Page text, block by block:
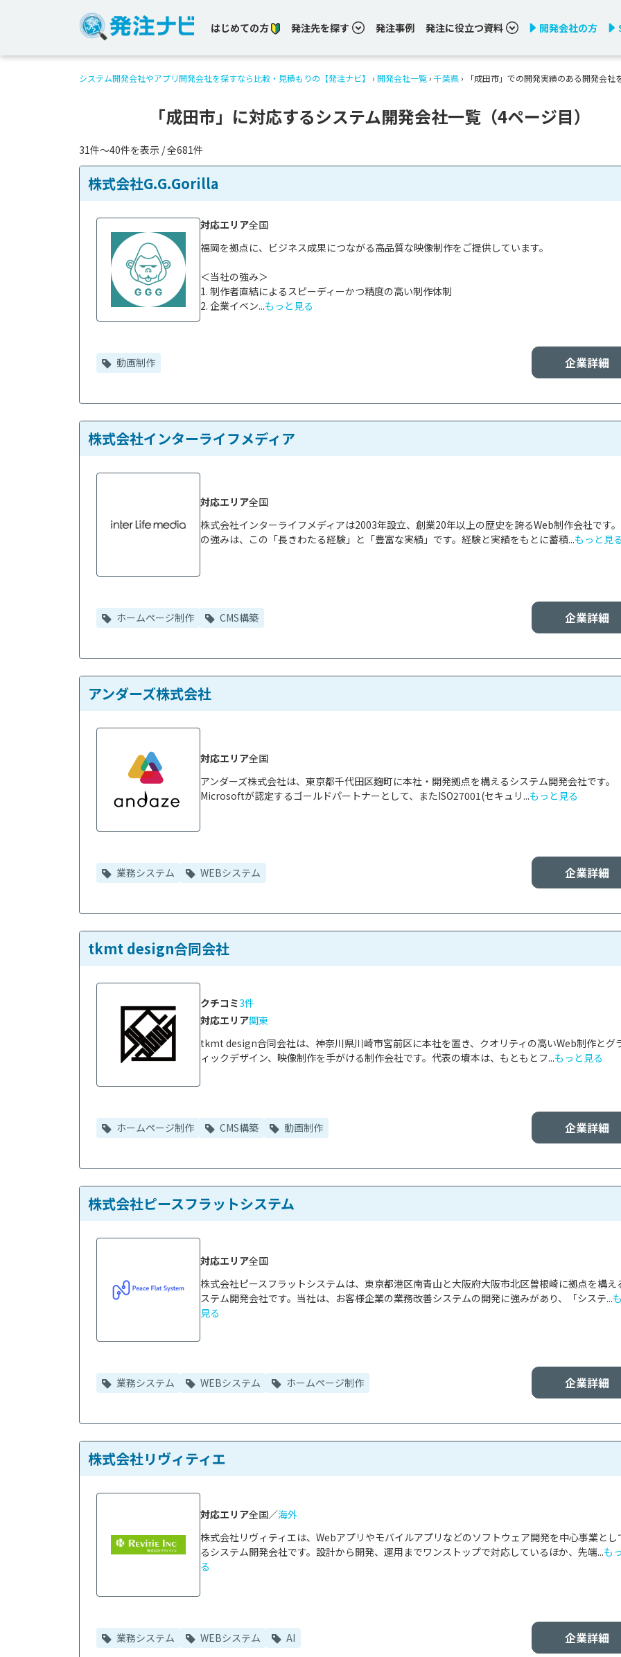
はじめての方 発注先を探す 発注事例 発注に役立つ資料 開発会社の方
システム開発会社やアプリ開発会社を探すなら比較・見積もりの【発注ナビ】 › 開発会社一覧 › 千葉県 › 「成田市」での開発実績のある開発会社
「成田市」に対応するシステム開発会社一覧（4ページ目）
31件〜40件を表示 / 全681件
株式会社G.G.Gorilla
福岡を拠点に、ビジネス成果につながる高品質な映像制作をご提供しています。
＜当社の強み＞
1. 制作者直結によるスピーディーかつ精度の高い制作体制
2. 企業イベン...もっと見る
対応エリア全国
企業詳細
動画制作
株式会社インターライフメディア
株式会社インターライフメディアは2003年設立、創業20年以上の歴史を誇るWeb制作会社です
の強みは、この「長きわたる経験」と「豊富な実績」です。経験と実績をもとに蓄積...もっと見
対応エリア全国
企業詳細
ホームページ制作 CMS構築
アンダーズ株式会社
アンダーズ株式会社は、東京都千代田区麹町に本社・開発拠点を構えるシステム開発会社です。
Microsoftが認定するゴールドパートナーとして、またISO27001(セキュリ...もっと見る
対応エリア全国
企業詳細
業務システム WEBシステム
tkmt design合同会社
tkmt design合同会社は、神奈川県川崎市宮前区に本社を置き、クオリティの高いWeb制作とグ
ィックデザイン、映像制作を手がける制作会社です。代表の墳本は、もともとフ...もっと見る
クチコミ3件
対応エリア関東
企業詳細
ホームページ制作 CMS構築 動画制作
株式会社ピースフラットシステム
株式会社ピースフラットシステムは、東京都港区南青山と大阪府大阪市北区曽根崎に拠点を構え
ステム開発会社です。当社は、お客様企業の業務改善システムの開発に強みがあり、「システ...
見る
対応エリア全国
企業詳細
業務システム WEBシステム ホームページ制作
株式会社リヴィティエ
株式会社リヴィティエは、Webアプリやモバイルアプリなどのソフトウェア開発を中心事業とし
るシステム開発会社です。設計から開発、運用までワンストップで対応しているほか、先端...も
る
対応エリア全国／海外
企業詳細
業務システム WEBシステム AI